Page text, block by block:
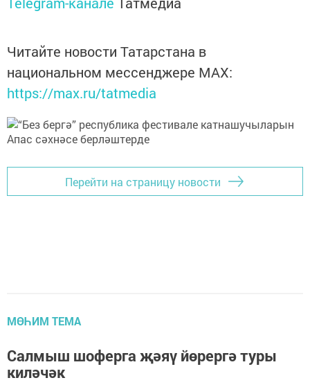
Читайте новости Татарстана в
национальном мессенджере MАХ:
https://max.ru/tatmedia
Перейти на страницу новости
МӨҺИМ ТЕМА
Салмыш шоферга җәяү йөрергә туры
киләчәк